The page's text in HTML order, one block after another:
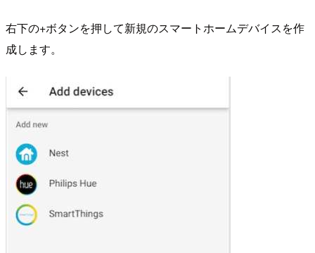
右下の+ボタンを押して新規のスマートホームデバイスを作
成します。